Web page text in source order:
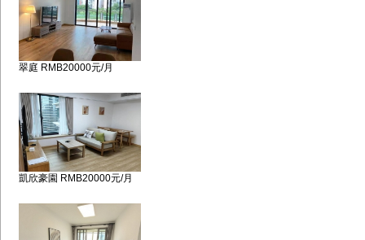
翠庭 RMB20000元/月
凱欣豪園 RMB20000元/月